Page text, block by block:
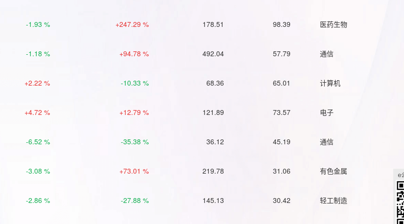
-1.93 % +247.29 % 178.51 98.39 医药生物
-1.18 % +94.78 % 492.04 57.79 通信
+2.22 % -10.33 % 68.36 65.01 计算机
+4.72 % +12.79 % 121.89 73.57 电子
-6.52 % -35.38 % 36.12 45.19 通信
-3.08 % +73.01 % 219.78 31.06 有色金属
-2.86 % -27.88 % 145.13 30.42 轻工制造